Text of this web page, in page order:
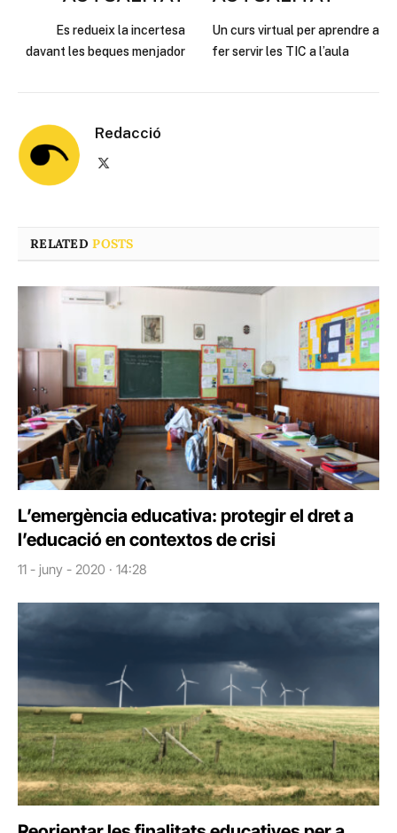
Es redueix la incertesa
davant les beques menjador
Un curs virtual per aprendre a
fer servir les TIC a l’aula
Redacció
RELATEDPOSTS
L’emergència educativa: protegir el dret a
l’educació en contextos de crisi
11 - juny - 2020 · 14:28